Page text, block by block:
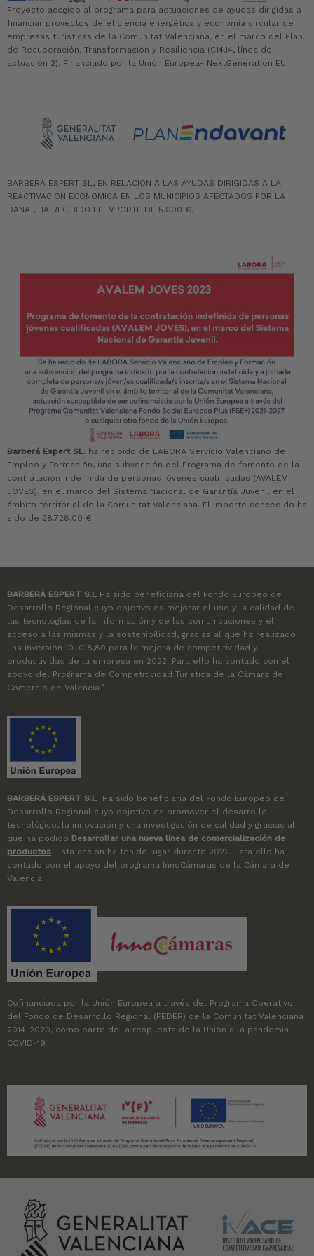
Proyecto acogido al programa para actuaciones de ayudas dirigidas a
financiar proyectos de eficiencia energética y economía circular de
empresas turisticas de la Comunitat Valenciana, en el marco del Plan
de Recuperación, Transformación y Resiliencia (C14.I4, línea de
actuación 2), Financiado por la Unión Europea- NextGeneration EU.
BARBERA ESPERT SL, EN RELACION A LAS AYUDAS DIRIGIDAS A LA
REACTIVACIÓN ECONOMICA EN LOS MUNICIPIOS AFECTADOS POR LA
DANA , HA RECIBIDO EL IMPORTE DE 5.000 €.
Barberá Espert SL. ha recibido de LABORA Servicio Valenciano de
Empleo y Formación, una subvención del Programa de fomento de la
contratación indefinida de personas jóvenes cualificadas (AVALEM
JOVES), en el marco del Sistema Nacional de Garantía Juvenil en el
ámbito territorial de la Comunitat Valenciana. El importe concedido ha
sido de 28.728,00 €.
BARBERÁ ESPERT S.L Ha sido beneficiaria del Fondo Europeo de
Desarrollo Regional cuyo objetivo es mejorar el uso y la calidad de
las tecnologías de la información y de las comunicaciones y el
acceso a las mismas y la sostenibilidad, gracias al que ha realizado
una inversión 10. 018,80 para la mejora de competitividad y
productividad de la empresa en 2022. Para ello ha contado con el
apoyo del Programa de Competitividad Turística de la Cámara de
Comercio de Valencia.”
BARBERÁ ESPERT S.L Ha sido beneficiaria del Fondo Europeo de
Desarrollo Regional cuyo objetivo es promover el desarrollo
tecnológico, la innovación y una investigación de calidad y gracias al
que ha podido Desarrollar una nueva línea de comercialización de
productos. Esta acción ha tenido lugar durante 2022. Para ello ha
contado con el apoyo del programa InnoCámaras de la Cámara de
Valencia.
Cofinanciada por la Unión Europea a través del Programa Operativo
del Fondo de Desarrollo Regional (FEDER) de la Comunitat Valenciana
2014-2020, como parte de la respuesta de la Unión a la pandemia
COVID-19